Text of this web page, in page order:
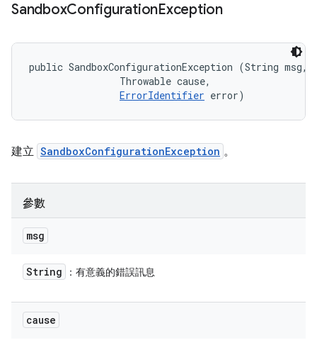
SandboxConfigurationException
public SandboxConfigurationException (String msg,
                Throwable cause,
ErrorIdentifier error)
建立 SandboxConfigurationException 。
參數
msg
String ：有意義的錯誤訊息
cause